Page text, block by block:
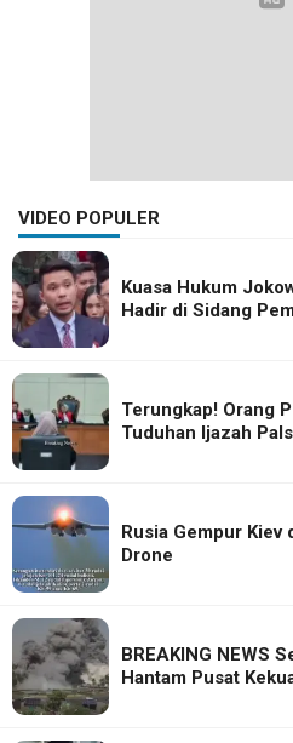
VIDEO POPULER
Kuasa Hukum
Hadir di Sidang
Terungkap! Orang
Tuduhan Ijazah
Rusia Gempur Kiev
Drone
BREAKING NEWS
Hantam Pusat